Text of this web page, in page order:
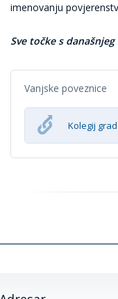
imenovanju
Sve točke s
Vanjske poveznice
Kolegij